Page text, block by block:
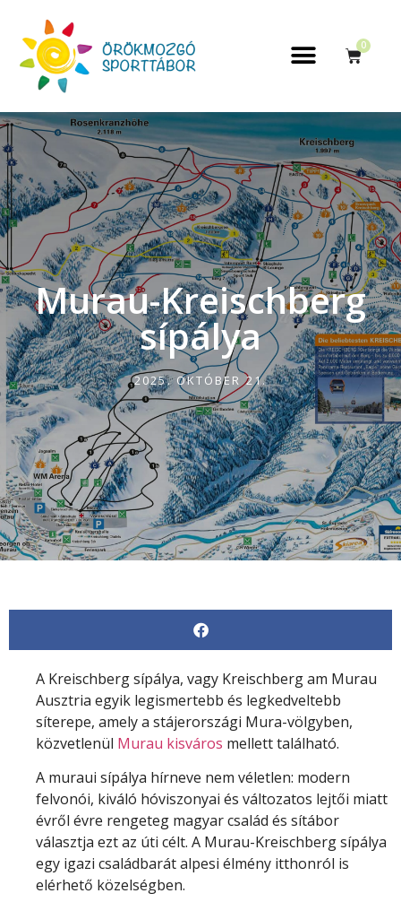
0
Murau-Kreischberg
sípálya
2025. OKTÓBER 21.
A Kreischberg sípálya, vagy Kreischberg am Murau
Ausztria egyik legismertebb és legkedveltebb
síterepe, amely a stájerországi Mura-völgyben,
közvetlenül Murau kisváros mellett található.
A muraui sípálya hírneve nem véletlen: modern
felvonói, kiváló hóviszonyai és változatos lejtői miatt
évről évre rengeteg magyar család és sítábor
választja ezt az úti célt. A Murau-Kreischberg sípálya
egy igazi családbarát alpesi élmény itthonról is
elérhető közelségben.